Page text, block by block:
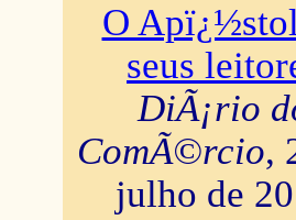
O
seus
DiÃ¡rio
ComÃ©rcio,
julho de